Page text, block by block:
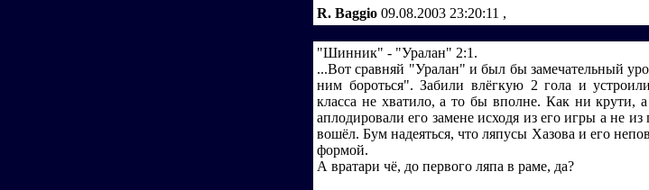
R. Baggio 09.08.2003 23:20:11 ,
"Шинник" - "Уралан" 2:1.
...Вот сравняй "Уралан" и был бы замечательный
ним бороться". Забили влёгкую 2 гола и
класса не хватило, а то бы вполне. Как ни крути,
аплодировали его замене исходя из его игры а не
вошёл. Бум надеяться, что ляпусы Хазова и его
формой.
А вратари чё, до первого ляпа в раме, да?